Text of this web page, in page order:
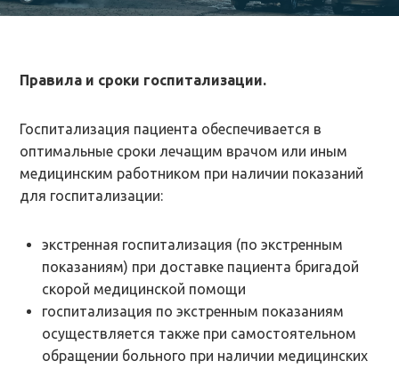
Правила и сроки госпитализации.
Госпитализация пациента обеспечивается в
оптимальные сроки лечащим врачом или иным
медицинским работником при наличии показаний
для госпитализации:
экстренная госпитализация (по экстренным
показаниям) при доставке пациента бригадой
скорой медицинской помощи
госпитализация по экстренным показаниям
осуществляется также при самостоятельном
обращении больного при наличии медицинских